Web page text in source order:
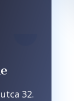
32.